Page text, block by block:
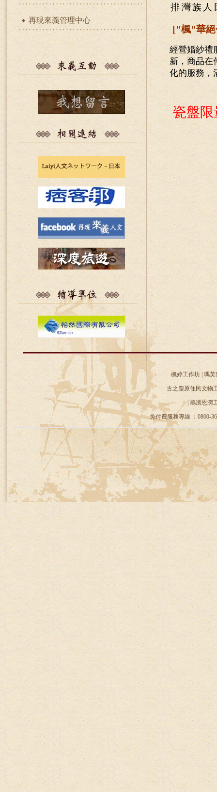
再現來義管理中心
排灣族人
["楓"華絕
經營婚紗禮
新，商品在
化的服務，
瓷盤限
楓婷工作坊 | 瑪芙
古之塵原住民文物
| 鳩浙恩澇
免付費服務專線 ：0800-